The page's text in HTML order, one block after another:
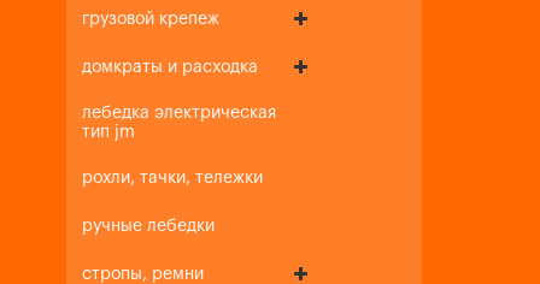
грузовой крепеж
домкраты и расходка
лебедка электрическая
тип jm
рохли, тачки, тележки
ручные лебедки
стропы, ремни